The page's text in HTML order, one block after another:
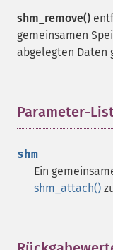
shm_remove()
gemeinsamen
abgelegten Daten
Parameter-
shm
Ein
shm_attach()